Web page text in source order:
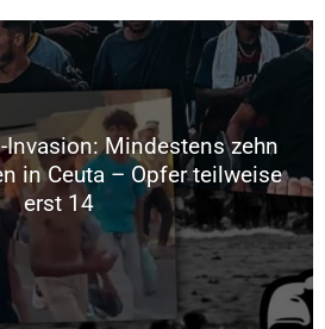
Mindestens zehn
in Ceuta – Opfer teilweise
erst 14